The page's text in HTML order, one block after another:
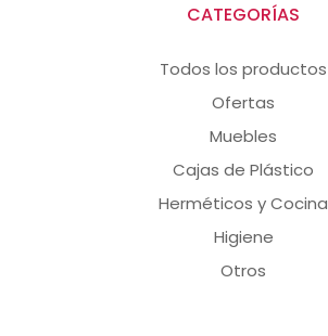
CATEGORÍAS
Todos los productos
Ofertas
Muebles
Cajas de Plástico
Herméticos y Cocina
Higiene
Otros